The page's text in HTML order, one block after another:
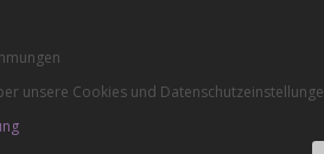
unsere Cookies und